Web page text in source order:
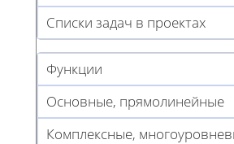
Списки задач в проектах
Функции
Основные, прямолинейные
Комплексные,